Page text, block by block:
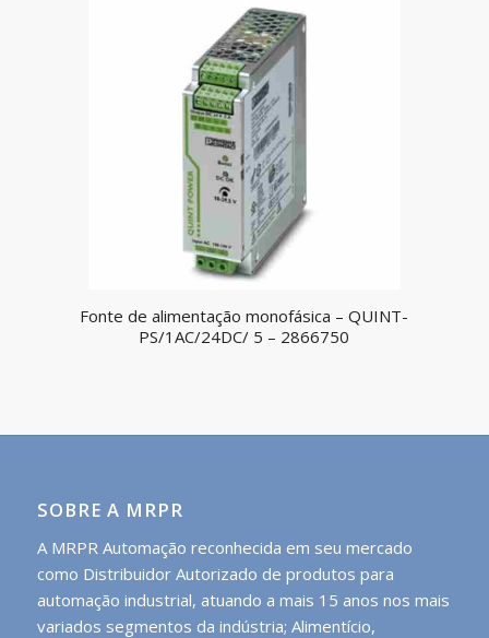
Fonte de alimentação monofásica – QUINT-
PS/1AC/24DC/ 5 – 2866750
SOBRE A MRPR
A MRPR Automação reconhecida em seu mercado
como Distribuidor Autorizado de produtos para
automação industrial, atuando a mais 15 anos nos mais
variados segmentos da indústria; Alimentício,